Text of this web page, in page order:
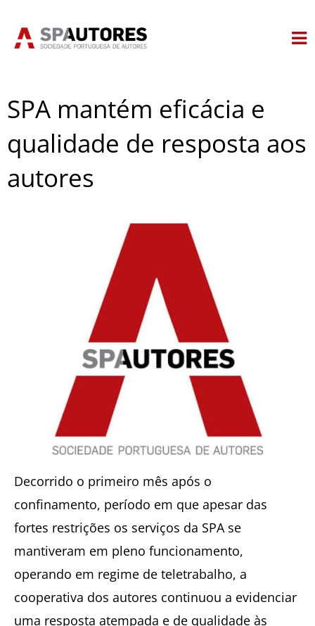
SPA mantém eficácia e
qualidade de resposta aos
autores
Decorrido o primeiro mês após o
confinamento, período em que apesar das
fortes restrições os serviços da SPA se
mantiveram em pleno funcionamento,
operando em regime de teletrabalho, a
cooperativa dos autores continuou a evidenciar
uma resposta atempada e de qualidade às